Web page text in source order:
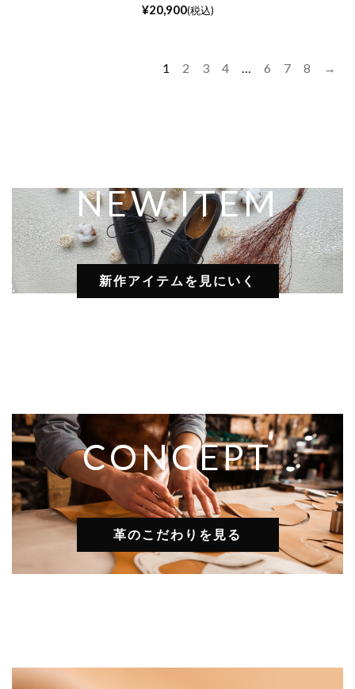
¥20,900(税込)
1 2 3 4 … 6 7 8 →
NEW ITEM
新作アイテムを見にいく
CONCEPT
革のこだわりを見る